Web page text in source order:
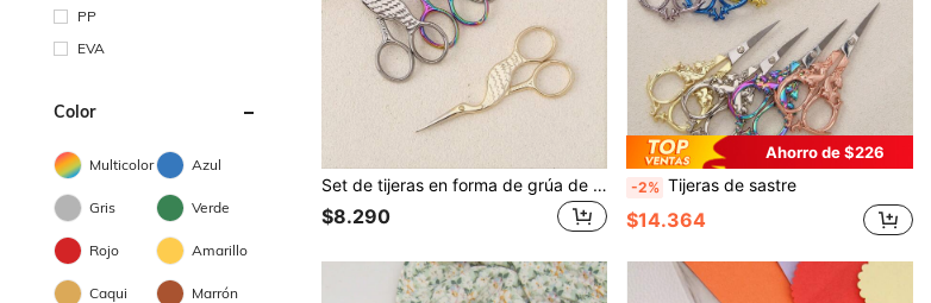
PP
EVA
Color
Multicolor Azul
Gris Verde
Rojo Amarillo
Caqui Marrón
Set de tijeras en forma de grúa de tamaño grande (5,04 pulgadas) y pequeño (4,06 pulgadas), tijeras vintage para manualidades, tijeras para telas de costura, tijeras de bordado, tijera para punto de cruz, tijeras para papel de oficina, tijeras de cejas puntiagudas, tijeras pequeñas multiusos
$8.290
Ahorro de $226
-2% Tijeras de sastre
$14.364